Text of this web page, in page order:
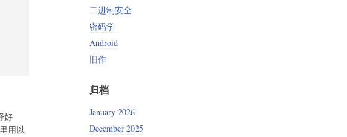
好
用以
二进制安全
密码学
Android
旧作
归档
January 2026
December 2025